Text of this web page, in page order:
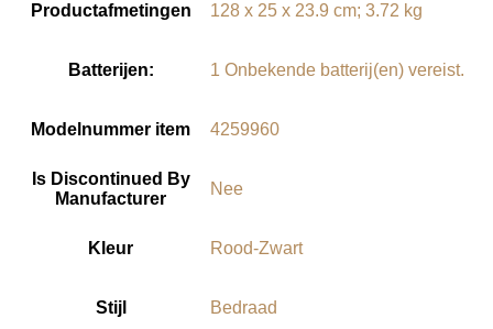
Productafmetingen ‎128 x 25 x 23.9 cm; 3.72 kg
Batterijen: ‎1 Onbekende batterij(en) vereist.
Modelnummer item ‎4259960
Is Discontinued By
Manufacturer
‎Nee
Kleur ‎Rood-Zwart
Stijl ‎Bedraad